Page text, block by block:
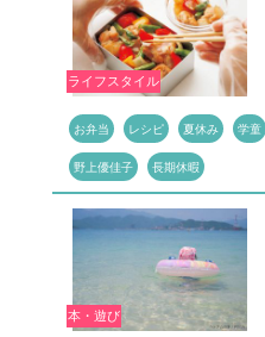
ライフスタイル
お弁当 レシピ 夏休み 学童
野上優佳子 長期休暇
本・遊び